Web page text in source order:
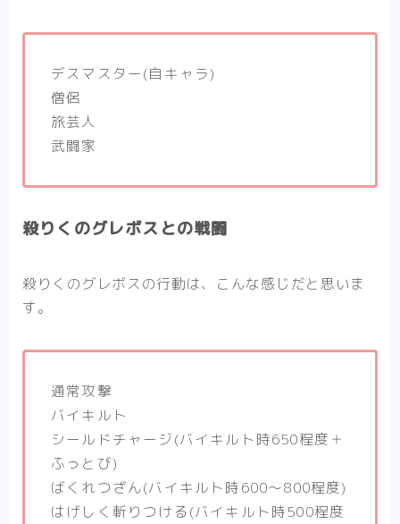
デスマスター(自キャラ)
僧侶
旅芸人
武闘家
殺りくのグレボスとの戦闘
殺りくのグレボスの行動は、こんな感じだと思いま
す。
通常攻撃
バイキルト
シールドチャージ(バイキルト時650程度＋
ふっとび)
ばくれつざん(バイキルト時600～800程度)
はげしく斬りつける(バイキルト時500程度